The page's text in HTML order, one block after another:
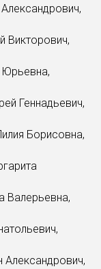
Викторович,
Юрьевна,
Геннадьевич,
Борисовна,
Валерьевна,
Александрович,